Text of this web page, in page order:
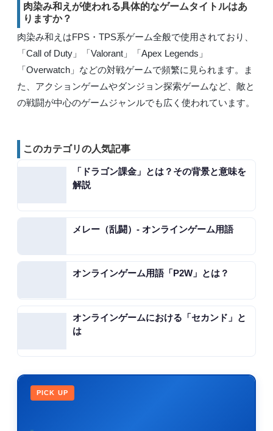
肉染み和えが使われる具体的なゲームタイトルはあ
りますか？
肉染み和えはFPS・TPS系ゲーム全般で使用されており、
「Call of Duty」「Valorant」「Apex Legends」
「Overwatch」などの対戦ゲームで頻繁に見られます。ま
た、アクションゲームやダンジョン探索ゲームなど、敵と
の戦闘が中心のゲームジャンルでも広く使われています。
このカテゴリの人気記事
「ドラゴン課金」とは？その背景と意味を
解説
メレー（乱闘）- オンラインゲーム用語
オンラインゲーム用語「P2W」とは？
オンラインゲームにおける「セカンド」と
は
PICK UP